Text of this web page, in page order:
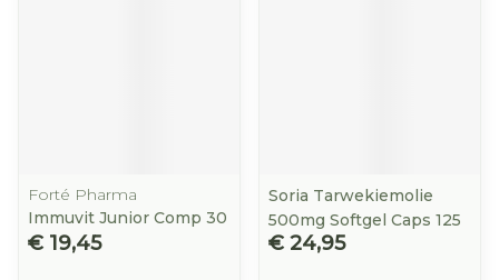
Forté Pharma
Immuvit Junior Comp 30
€ 19,45
Soria Tarwekiemolie
500mg Softgel Caps 125
€ 24,95